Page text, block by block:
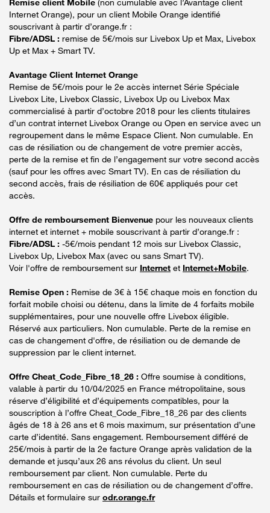
Internet Orange), pour un client Mobile Orange identifié
souscrivant à partir d’orange.fr :
Fibre/ADSL : remise de 5€/mois sur Livebox Up et Max, Livebox
Up et Max + Smart TV.
Avantage Client Internet Orange
Remise de 5€/mois pour le 2e accès internet Série Spéciale
Livebox Lite, Livebox Classic, Livebox Up ou Livebox Max
commercialisé à partir d’octobre 2018 pour les clients titulaires
d’un contrat internet Livebox Orange ou Open en service avec un
regroupement dans le même Espace Client. Non cumulable. En
cas de résiliation ou de changement de votre premier accès,
perte de la remise et fin de l’engagement sur votre second accès
(sauf pour les offres avec Smart TV). En cas de résiliation du
second accès, frais de résiliation de 60€ appliqués pour cet
accès.
Offre de remboursement Bienvenue pour les nouveaux clients
internet et internet + mobile souscrivant à partir d’orange.fr :
Fibre/ADSL : -5€/mois pendant 12 mois sur Livebox Classic,
Livebox Up, Livebox Max (avec ou sans Smart TV).
Voir l'offre de remboursement sur Internet et Internet+Mobile.
Remise Open : Remise de 3€ à 15€ chaque mois en fonction du
forfait mobile choisi ou détenu, dans la limite de 4 forfaits mobile
supplémentaires, pour une nouvelle offre Livebox éligible.
Réservé aux particuliers. Non cumulable. Perte de la remise en
cas de changement d'offre, de résiliation ou de demande de
suppression par le client internet.
Offre Cheat_Code_Fibre_18_26 : Offre soumise à conditions,
valable à partir du 10/04/2025 en France métropolitaine, sous
réserve d’éligibilité et d’équipements compatibles, pour la
souscription à l’offre Cheat_Code_Fibre_18_26 par des clients
âgés de 18 à 26 ans et 6 mois maximum, sur présentation d’une
carte d’identité. Sans engagement. Remboursement différé de
25€/mois à partir de la 2e facture Orange après validation de la
demande et jusqu’aux 26 ans révolus du client. Un seul
remboursement par client. Non cumulable. Perte du
remboursement en cas de résiliation ou de changement d’offre.
Détails et formulaire sur odr.orange.fr